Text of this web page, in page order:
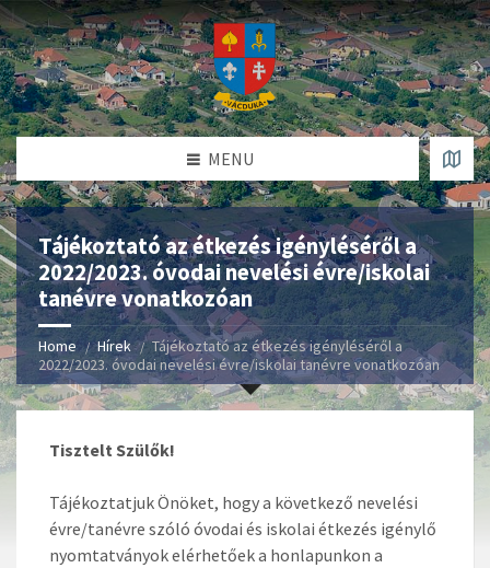
MENU
Tájékoztató az étkezés igényléséről a
2022/2023. óvodai nevelési évre/iskolai
tanévre vonatkozóan
Home Hírek
Tájékoztató az étkezés igényléséről a
2022/2023. óvodai nevelési évre/iskolai tanévre vonatkozóan
Tisztelt Szülők!
Tájékoztatjuk Önöket, hogy a következő nevelési
évre/tanévre szóló óvodai és iskolai étkezés igénylő
nyomtatványok elérhetőek a honlapunkon a